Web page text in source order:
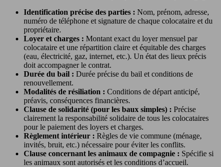
Identification précise des parties : Nom, prénom, adresse,
numéro de téléphone et signature de chaque colocataire et du
propriétaire.
Loyer et charges : Montant exact du loyer mensuel par
colocataire et une répartition claire et équitable des charges
(eau, électricité, gaz, internet, etc.). Un état des lieux précis
doit accompagner le contrat.
Durée du bail : Durée précise du bail et conditions de
renouvellement.
Modalités de résiliation : Conditions de départ anticipé,
préavis, conséquences financières.
Clause de solidarité (pour les baux simples) : Précise
clairement la responsabilité solidaire de tous les colocataires
pour le paiement des loyers et charges.
Règlement intérieur : Règles de vie commune (ménage,
invités, bruit, etc.) nécessaire pour éviter les conflits.
Clause concernant les animaux de compagnie : Spécifie si
les animaux sont autorisés et les conditions d’accueil.